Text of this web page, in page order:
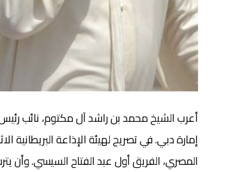
أعرب الشيخ محمد بن راشد آل مكتوم، نائب
المصري، الفريق أول عبد الفتاح السيسي.